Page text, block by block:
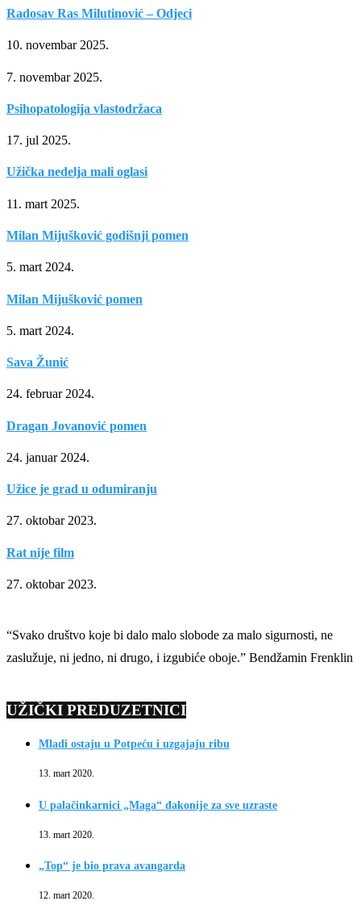
Radosav Ras Milutinović – Odjeci
10. novembar 2025.
7. novembar 2025.
Psihopatologija vlastodržaca
17. jul 2025.
Užička nedelja mali oglasi
11. mart 2025.
Milan Mijušković godišnji pomen
5. mart 2024.
Milan Mijušković pomen
5. mart 2024.
Sava Žunić
24. februar 2024.
Dragan Jovanović pomen
24. januar 2024.
Užice je grad u odumiranju
27. oktobar 2023.
Rat nije film
27. oktobar 2023.
“Svako društvo koje bi dalo malo slobode za malo sigurnosti, ne
zaslužuje, ni jedno, ni drugo, i izgubiće oboje.” Bendžamin Frenklin
UŽIČKI PREDUZETNICI
Mladi ostaju u Potpeću i uzgajaju ribu
13. mart 2020.
U palačinkarnici „Maga“ đakonije za sve uzraste
13. mart 2020.
„Top“ je bio prava avangarda
12. mart 2020.